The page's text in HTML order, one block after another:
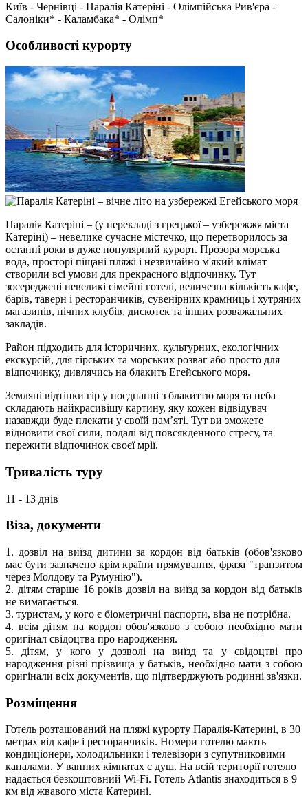
Київ - Чернівці - Паралія Катеріні - Олімпійська Рив'єра -
Салоніки* - Каламбака* - Олімп*
Особливості курорту
Паралія Катеріні – (у перекладі з грецької – узбережжя міста
Катеріні) – невелике сучасне містечко, що перетворилось за
останні роки в дуже популярний курорт. Прозора морська
вода, просторі піщані пляжі і незвичайно м'який клімат
створили всі умови для прекрасного відпочинку. Тут
зосереджені невеликі сімейні готелі, величезна кількість кафе,
барів, таверн і ресторанчиків, сувенірних крамниць і хутряних
магазинів, нічних клубів, дискотек та інших розважальних
закладів.
Район підходить для історичних, культурних, екологічних
екскурсій, для гірських та морських розваг або просто для
відпочинку, дивлячись на блакить Егейського моря.
Земляні відтінки гір у поєднанні з блакиттю моря та неба
складають найкрасивішу картину, яку кожен відвідувач
назавжди буде плекати у своїй пам’яті. Тут ви зможете
відновити свої сили, подалі від повсякденного стресу, та
пережити відпочинок своєї мрії.
Тривалість туру
11 - 13 днів
Віза, документи
1. дозвіл на виїзд дитини за кордон від батьків (обов'язково
має бути зазначено крім країни прямування, фраза "транзитом
через Молдову та Румунію").
2. дітям старше 16 років дозвіл на виїзд за кордон від батьків
не вимагається.
3. туристам, у кого є біометричні паспорти, віза не потрібна.
4. всім дітям на кордон обов'язково з собою необхідно мати
оригінал свідоцтва про народження.
5. дітям, у кого у дозволі на виїзд та у свідоцтві про
народження різні прізвища у батьків, необхідно мати з собою
оригінали всіх документів, що підтверджують родинні зв'язки.
Розміщення
Готель розташований на пляжі курорту Паралія-Катерині, в 30
метрах від кафе і ресторанчиків. Номери готелю мають
кондиціонери, холодильники і телевізори з супутниковими
каналами. У ванних кімнатах є душ. На всій території готелю
надається безкоштовний Wi-Fi. Готель Atlantis знаходиться в 9
км від жвавого міста Катерині.